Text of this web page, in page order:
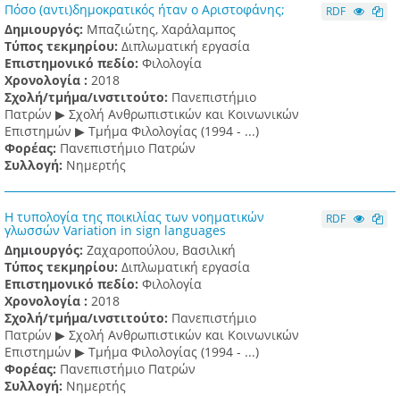
Πόσο (αντι)δημοκρατικός ήταν ο Αριστοφάνης;
Δημιουργός: Μπαζιώτης, Χαράλαμπος
Τύπος τεκμηρίου: Διπλωματική εργασία
Επιστημονικό πεδίο: Φιλολογία
Χρονολογία : 2018
Σχολή/τμήμα/ινστιτούτο: Πανεπιστήμιο
Πατρών ▶ Σχολή Ανθρωπιστικών και Κοινωνικών
Επιστημών ▶ Τμήμα Φιλολογίας (1994 - ...)
Φορέας: Πανεπιστήμιο Πατρών
Συλλογή: Νημερτής
RDF
Η τυπολογία της ποικιλίας των νοηματικών
γλωσσών Variation in sign languages
Δημιουργός: Ζαχαροπούλου, Βασιλική
Τύπος τεκμηρίου: Διπλωματική εργασία
Επιστημονικό πεδίο: Φιλολογία
Χρονολογία : 2018
Σχολή/τμήμα/ινστιτούτο: Πανεπιστήμιο
Πατρών ▶ Σχολή Ανθρωπιστικών και Κοινωνικών
Επιστημών ▶ Τμήμα Φιλολογίας (1994 - ...)
Φορέας: Πανεπιστήμιο Πατρών
Συλλογή: Νημερτής
RDF